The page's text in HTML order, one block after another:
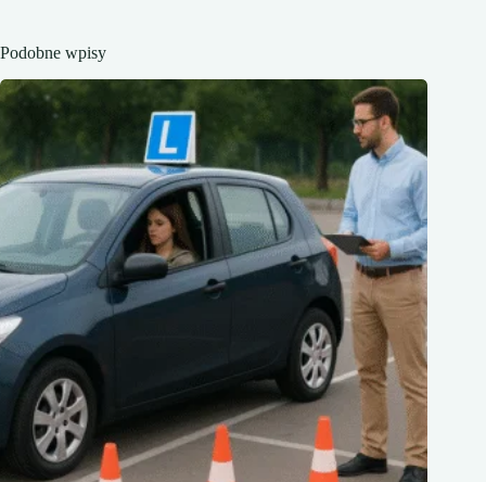
Podobne wpisy